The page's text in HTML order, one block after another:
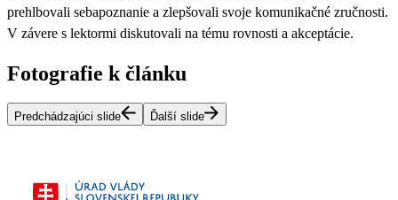
prehlbovali sebapoznanie a zlepšovali svoje komunikačné zručnosti.
V závere s lektormi diskutovali na tému rovnosti a akceptácie.
Fotografie k článku
Predchádzajúci slide Ďalší slide